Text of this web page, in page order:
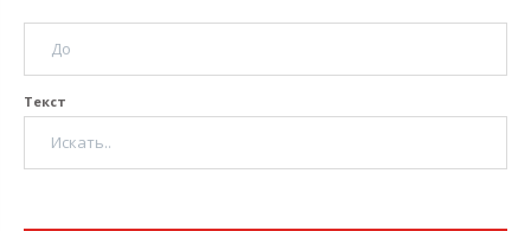
Текст